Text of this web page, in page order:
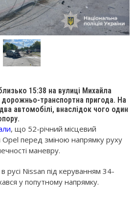
15:38 на вулиці Михайла
транспортна пригода. На
автомобілі, внаслідок чого один
, що 52-річний місцевий
перед зміною напрямку руху
маневру.
русі Nissan під керуванням 34-
у попутному напрямку.